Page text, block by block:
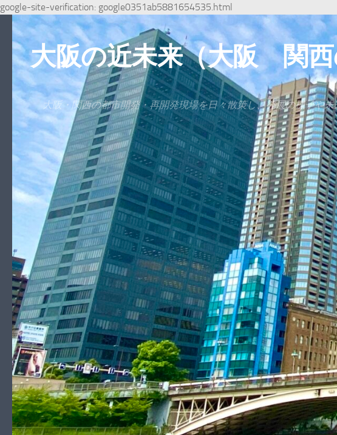
google-site-verification: google0351ab5881654535.html
コンテンツへスキップ
大阪の近未来（大阪 関西
大阪・関西の都市開発・再開発現場を日々散策し、発展の様子や